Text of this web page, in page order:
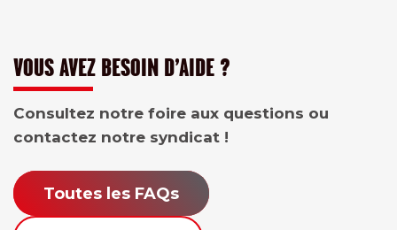
VOUS AVEZ BESOIN D’AIDE ?
Consultez notre foire aux questions ou
contactez notre syndicat !
Toutes les FAQs